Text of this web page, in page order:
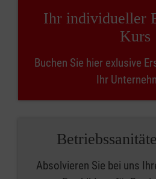
Ihr individueller
Kurs
Buchen Sie hier exlusive
Ihr
Absolvieren Sie bei uns